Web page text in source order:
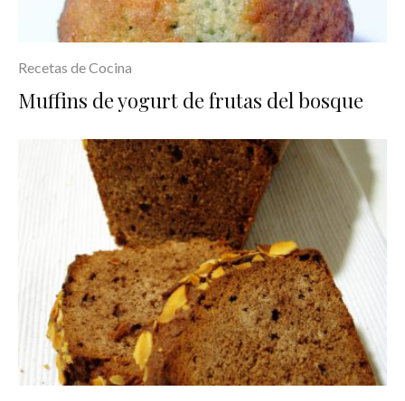
Recetas de Cocina
Muffins de yogurt de frutas del bosque